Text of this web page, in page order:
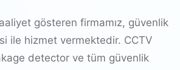
gösteren firmamız, güvenlik
ile hizmet vermektedir. CCTV
detector ve tüm güvenlik